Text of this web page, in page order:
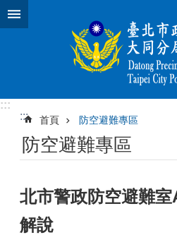
跳到主要內容區塊
:::
:::
首頁 防空避難專區
防空避難專區
北市警政防空避難
解說